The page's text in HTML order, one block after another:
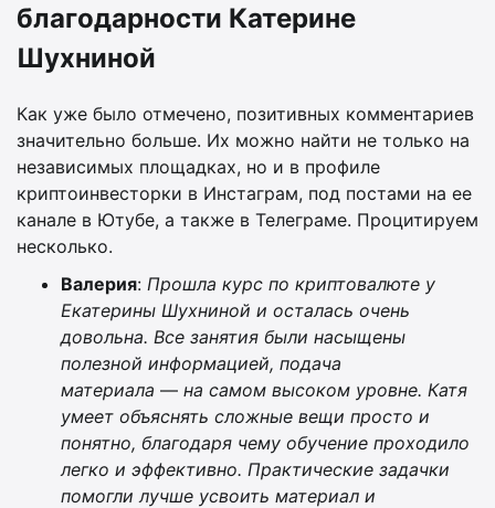
благодарности Катерине
Шухниной
Как уже было отмечено, позитивных комментариев
значительно больше. Их можно найти не только на
независимых площадках, но и в профиле
криптоинвесторки в Инстаграм, под постами на ее
канале в Ютубе, а также в Телеграме. Процитируем
несколько.
Валерия: Прошла курс по криптовалюте у
Екатерины Шухниной и осталась очень
довольна. Все занятия были насыщены
полезной информацией, подача
материала — на самом высоком уровне. Катя
умеет объяснять сложные вещи просто и
понятно, благодаря чему обучение проходило
легко и эффективно. Практические задачки
помогли лучше усвоить материал и